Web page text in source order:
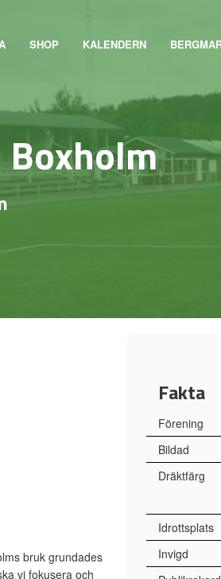
SHOP KALENDERN
bruk grundades
vi fokusera och
Fakta
Förening
Bildad
Dräktfärg
Idrottsplats
Invigd